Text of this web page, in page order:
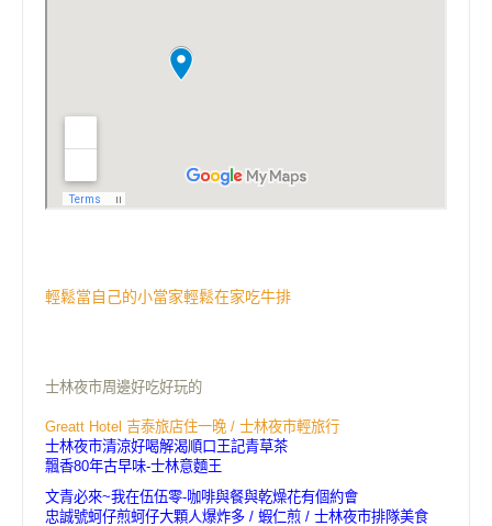
輕鬆當自己的小當家輕鬆在家吃牛排
士林夜市周邊好吃好玩的
Greatt Hotel 吉泰旅店住一晚 / 士林夜市輕旅行
士林夜市清涼好喝解渴順口王記青草茶
飄香80年古早味-士林意麵王
文青必來~我在伍伍零-咖啡與餐與乾燥花有個約會
忠誠號蚵仔煎蚵仔大顆人爆炸多 / 蝦仁煎 / 士林夜市排隊美食